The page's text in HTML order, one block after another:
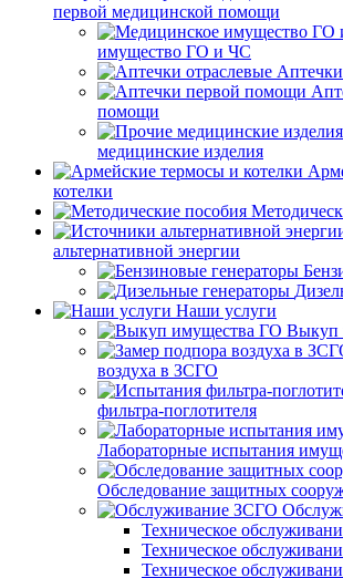
первой медицинской помощи
имущество ГО и ЧС
помощи
медицинские изделия
котелки
альтернативной энергии
Наши услуги
Выкуп
воздуха в ЗСГО
фильтра-поглотителя
Лабораторные испытания
Обследование защитных
Техническое
Техническое
Техническое